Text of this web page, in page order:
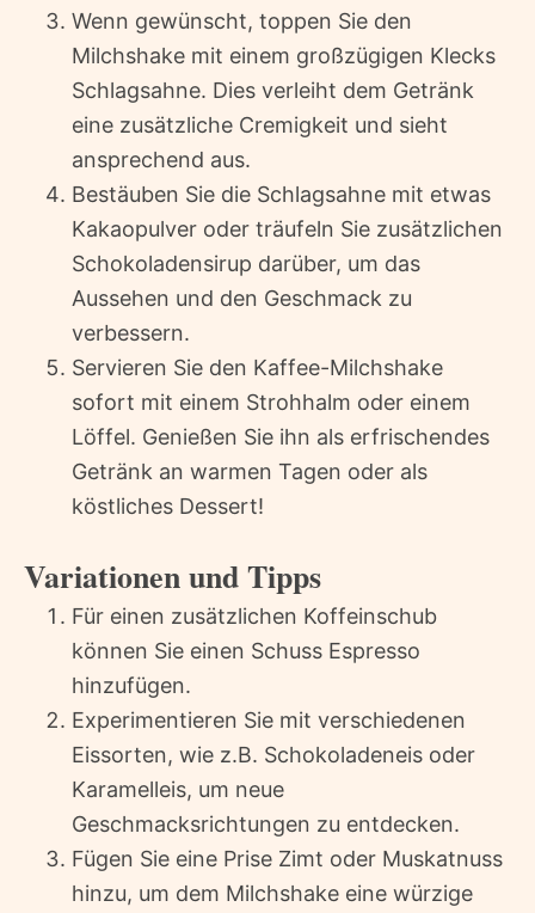
Wenn gewünscht, toppen Sie den
Milchshake mit einem großzügigen Klecks
Schlagsahne. Dies verleiht dem Getränk
eine zusätzliche Cremigkeit und sieht
ansprechend aus.
Bestäuben Sie die Schlagsahne mit etwas
Kakaopulver oder träufeln Sie zusätzlichen
Schokoladensirup darüber, um das
Aussehen und den Geschmack zu
verbessern.
Servieren Sie den Kaffee-Milchshake
sofort mit einem Strohhalm oder einem
Löffel. Genießen Sie ihn als erfrischendes
Getränk an warmen Tagen oder als
köstliches Dessert!
Variationen und Tipps
Für einen zusätzlichen Koffeinschub
können Sie einen Schuss Espresso
hinzufügen.
Experimentieren Sie mit verschiedenen
Eissorten, wie z.B. Schokoladeneis oder
Karamelleis, um neue
Geschmacksrichtungen zu entdecken.
Fügen Sie eine Prise Zimt oder Muskatnuss
hinzu, um dem Milchshake eine würzige